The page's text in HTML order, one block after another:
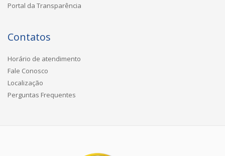
Portal da Transparência
Contatos
Horário de atendimento
Fale Conosco
Localização
Perguntas Frequentes